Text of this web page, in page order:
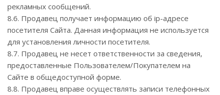
рекламных сообщений.
8.6. Продавец получает информацию об ip-адресе
посетителя Сайта. Данная информация не используется
для установления личности посетителя.
8.7. Продавец не несет ответственности за сведения,
предоставленные Пользователем/Покупателем на
Сайте в общедоступной форме.
8.8. Продавец вправе осуществлять записи телефонных